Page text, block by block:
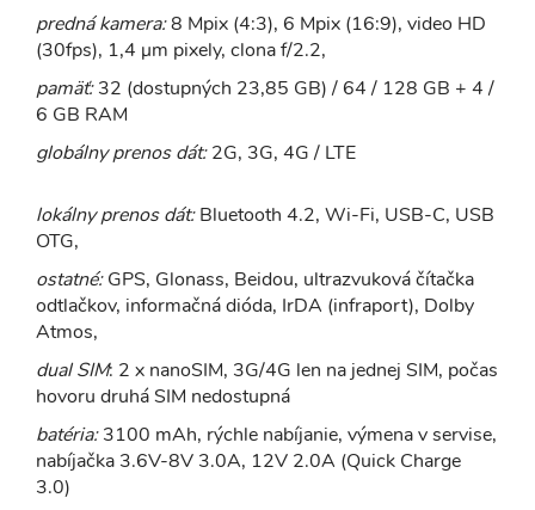
predná kamera:8 Mpix (4:3), 6 Mpix (16:9), video HD
(30fps), 1,4 μm pixely, clona f/2.2,
pamäť:32 (dostupných 23,85 GB) / 64 / 128 GB + 4 /
6 GB RAM
globálny prenos dát:2G, 3G, 4G / LTE
lokálny prenos dát:Bluetooth 4.2, Wi-Fi, USB-C, USB
OTG,
ostatné:GPS, Glonass, Beidou, ultrazvuková čítačka
odtlačkov, informačná dióda, IrDA (infraport), Dolby
Atmos,
dual SIM: 2 x nanoSIM, 3G/4G len na jednej SIM, počas
hovoru druhá SIM nedostupná
batéria:3100 mAh, rýchle nabíjanie, výmena v servise,
nabíjačka 3.6V-8V 3.0A, 12V 2.0A (Quick Charge
3.0)